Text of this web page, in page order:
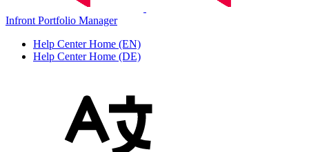
Infront Portfolio Manager
Help Center Home (EN)
Help Center Home (DE)